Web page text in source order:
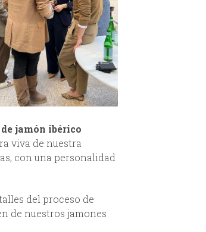
jamón ibérico
viva de nuestra
con una personalidad
del proceso de
de nuestros jamones